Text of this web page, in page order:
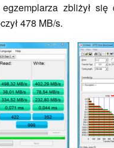
egzemplarza zbliżył
478 MB/s.